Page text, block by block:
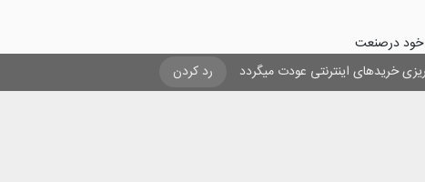
خریدهای اینترنتی عودت میگردد رد کردن
خود درصنعت
کارآفرینی و ایجاد شغل برای حداقل
تحول در صنعت